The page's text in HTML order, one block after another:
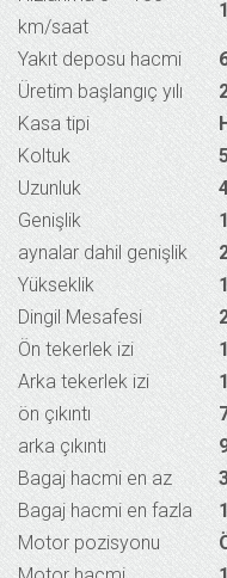
km/saat
Yakıt deposu hacmi
Üretim başlangıç yılı
Kasa tipi
Koltuk
Uzunluk
Genişlik
aynalar dahil genişlik
Yükseklik
Dingil Mesafesi
Ön tekerlek izi
Arka tekerlek izi
ön çıkıntı
arka çıkıntı
Bagaj hacmi en az
Bagaj hacmi en fazla
Motor pozisyonu